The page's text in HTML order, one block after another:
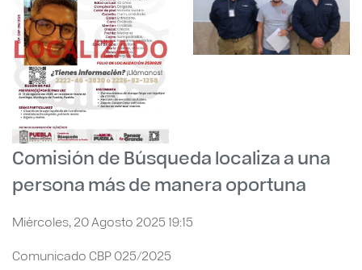
Comisión de Búsqueda localiza a una
persona más de manera oportuna
Miércoles, 20 Agosto 2025 19:15
Comunicado CBP 025/2025